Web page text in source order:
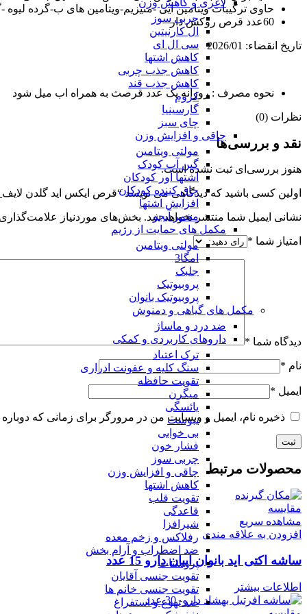
لاغری و کاهش وزن
چربی سوز
ال کارنیتین
سی ال ای
کاهش اشتها
کاهش جذب چربی
کاهش جذب قند
کروم
گارسینیا
چای سبز
چاقی و افزایش وزن
مولتی ویتامین
گین آپ کودک
اشتها آور کودکان
چاق کننده کودکان
افزایش اشتها
مخمر آبجو
مکمل های حمایت از رژیم
مولتی ویتامین
امگا3
جلبک
پروبیوتیک
پروبیوتیک بانوان
مکمل های گیاهی و دمنوش
ضد درد و ماساژ
داروهای کاربردی و کمکی
ترک اعتیاد
سنگ کلیه و عفونت ادراری
تقویت حافظه
میگرن
یائسگی
یبوست
بی خوابی
فشار خون
چربی سوز
چاقی و افزایش وزن
کاهش اشتها
تقویت قلب
قاعدگی
شیرافزا
رفلاکس و زخم معده
ضد اضطراب و آرام بخش
پروستات
تقویت جنسی آقایان
تقویت جنسی خانم ها
ضد تهوع و استفراغ
حاوی ترکیبات ویتامین ایی -منیزیم-ویتامین های ب-گرده
60عدد قرص روکش دار
تاریخ انقضاء: 2026/01
نحوه مصرف : روزانه یک عدد قرصث به همراه اب میل شود
نظرات (0)
نقد و بررسی‌ها
هنوز بررسی‌ای ثبت نشده است.
اولین کسی باشید که دیدگاهی می نویسد “قرص ایکس اید گلدن لایف_X ADE GOLDEN LIFE”
نشانی ایمیل شما منتشر نخواهد شد. بخش‌های موردنیاز
امتیاز شما *
دیدگاه شما *
نام *
ایمیل *
ذخیره نام، ایمیل و وبسایت من در مرورگر برای زمانی که
محصولات مرتبط
مقایسه
مشاهده سریع
افزودن به علاقه مندی
ساشه اکتی اید بانوان ابیان دارو 15 عدد
اطلاعات بیشتر